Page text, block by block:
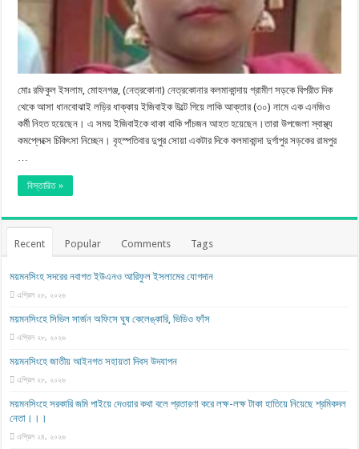
মোঃ রফিকুল ইসলাম, মোহনগঞ্জ, (নেত্রকোনা) নেত্রকোনার কলমাকান্দায় গ্রামীণ সড়কে বিপরীত দিক
থেকে আসা ধানবোঝাই লড়ির ধাক্কায় ইজিবাইক উল্টে গিয়ে লাকি আক্তার (৩০) নামে এক এনজিও
কর্মী নিহত হয়েছেন। এ সময় ইজিবাইকে থাকা বাকি পাঁচজন আহত হয়েছেন।তারা উপজেলা স্বাস্থ্য
কমপ্লেক্সে চিকিৎসা নিচ্ছেন। বৃহস্পতিবার দুপুর সোয়া একটার দিকে কলমাকান্দা দুর্গাপুর সড়কের রামপুর
…
বিস্তারিত »
Recent Popular Comments Tags
ময়মনসিংহ সদরের নবাগত ইউএনও আরিফুল ইসলামের যোগদান
এপ্রিল ২৮, ২০২৬
ময়মনসিংহে সিভিল সার্জন অফিসে ঘুষ কেলেঙ্কারি, ভিডিও ফাঁস
এপ্রিল ২৮, ২০২৬
ময়মনসিংহে জাতীয় আইনগত সহায়তা দিবস উদযাপন
এপ্রিল ২৮, ২০২৬
ময়মনসিংহে সরকারি জমি পাইয়ে দেওয়ার কথা বলে প্রতারণা করে লক্ষ-লক্ষ টাকা হাতিয়ে নিয়েছে শ্রমিকদল
নেতা।।।
এপ্রিল ২৪, ২০২৬